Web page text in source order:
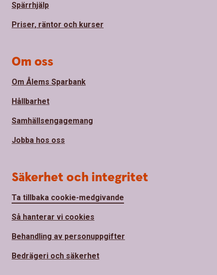
Spärrhjälp
Priser, räntor och kurser
Om oss
Om Ålems Sparbank
Hållbarhet
Samhällsengagemang
Jobba hos oss
Säkerhet och integritet
Ta tillbaka cookie-medgivande
Så hanterar vi cookies
Behandling av personuppgifter
Bedrägeri och säkerhet